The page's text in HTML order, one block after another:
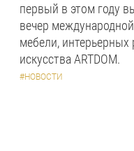
первый в этом году
вечер
мебели, интерьерных
искусства ARTDOM.
#НОВОСТИ